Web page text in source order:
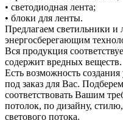
• светодиодная лента;
• блоки для ленты.
Предлагаем светильники и
энергосберегающим
Вся продукция
содержит вредных веществ.
Есть возможность
под заказ для Вас.
соответствовать Вашим
потолок, по дизайну,
светового потока.